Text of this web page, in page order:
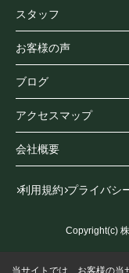
スタッフ
お客様の声
ブログ
アクセスマップ
会社概要
利用規約 プライバシ
Copyright(c)
当サイトでは、お客様の当